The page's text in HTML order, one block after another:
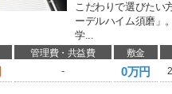
こだわりで選びたい
ーデルハイム須磨」
学...
管理費・共益費 敷金
- 0万円